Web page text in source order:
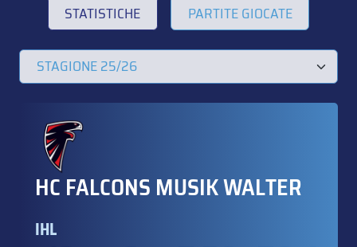
STATISTICHE PARTITE GIOCATE
HC FALCONS MUSIK WALTER
IHL